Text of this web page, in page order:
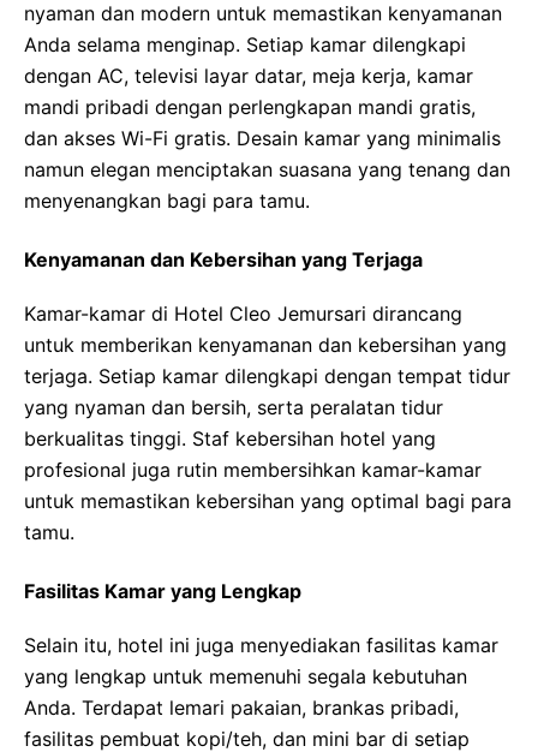
nyaman dan modern untuk memastikan kenyamanan
Anda selama menginap. Setiap kamar dilengkapi
dengan AC, televisi layar datar, meja kerja, kamar
mandi pribadi dengan perlengkapan mandi gratis,
dan akses Wi-Fi gratis. Desain kamar yang minimalis
namun elegan menciptakan suasana yang tenang dan
menyenangkan bagi para tamu.
Kenyamanan dan Kebersihan yang Terjaga
Kamar-kamar di Hotel Cleo Jemursari dirancang
untuk memberikan kenyamanan dan kebersihan yang
terjaga. Setiap kamar dilengkapi dengan tempat tidur
yang nyaman dan bersih, serta peralatan tidur
berkualitas tinggi. Staf kebersihan hotel yang
profesional juga rutin membersihkan kamar-kamar
untuk memastikan kebersihan yang optimal bagi para
tamu.
Fasilitas Kamar yang Lengkap
Selain itu, hotel ini juga menyediakan fasilitas kamar
yang lengkap untuk memenuhi segala kebutuhan
Anda. Terdapat lemari pakaian, brankas pribadi,
fasilitas pembuat kopi/teh, dan mini bar di setiap